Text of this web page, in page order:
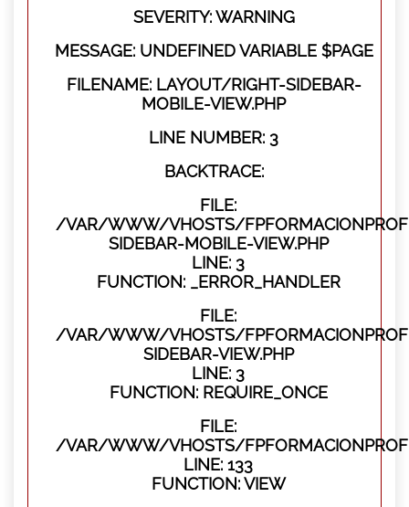
SEVERITY: WARNING
MESSAGE: UNDEFINED VARIABLE $PAGE
FILENAME: LAYOUT/RIGHT-SIDEBAR-
MOBILE-VIEW.PHP
LINE NUMBER: 3
BACKTRACE:
FILE:
/VAR/WWW/VHOSTS/
SIDEBAR-MOBILE-VIEW.PHP
LINE: 3
FUNCTION: _ERROR_HANDLER
FILE:
/VAR/WWW/VHOSTS/
SIDEBAR-VIEW.PHP
LINE: 3
FUNCTION: REQUIRE_ONCE
FILE:
/VAR/WWW/VHOSTS/
LINE: 133
FUNCTION: VIEW